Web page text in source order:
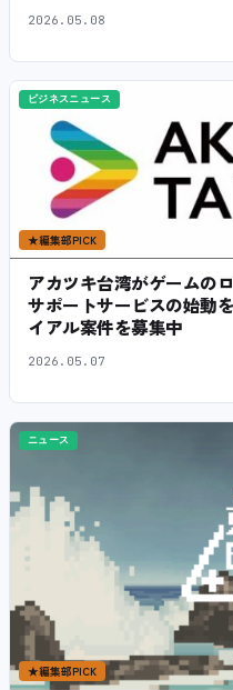
2026.05.08
ビジネスニュース
★編集部PICK
アカツキ台湾がゲームの
サポートサービスの始動
イアル案件を募集中
2026.05.07
ニュース
★編集部PICK